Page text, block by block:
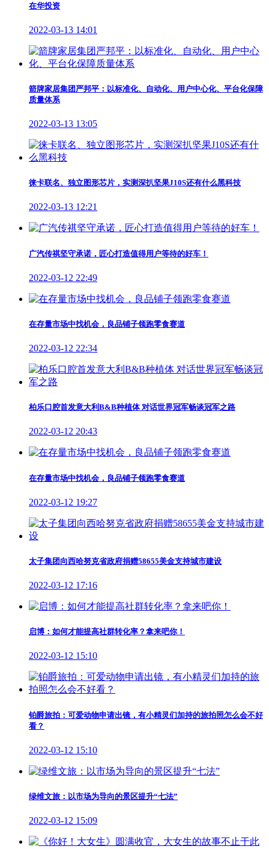
在华投资
2022-03-13 14:01
箭牌家居集团严邦平：以标准化、自动化、用户中心化、平台化保障
质量体系
2022-03-13 13:05
徕卡联名、独立图形芯片，实测深扒坚果J10S还有什么黑科技
2022-03-13 12:21
广汽传祺坚守承诺，匠心打造值得用户等待的好车！
2022-03-12 22:49
在存量市场中找机会，良品铺子领跑零食赛道
2022-03-12 22:34
柏乐口腔首发意大利B&B种植体 对话世界冠军畅谈冠军之路
2022-03-12 20:43
在存量市场中找机会，良品铺子领跑零食赛道
2022-03-12 19:27
太子集团向西哈努克省政府捐赠58655美金支持城市建设
2022-03-12 17:16
启博：如何才能提高社群转化率？拿来吧你！
2022-03-12 15:10
铂爵旅拍：可爱动物申请出镜，有小精灵们加持的旅拍照怎么会不好
看？
2022-03-12 15:10
绿维文旅：以市场为导向的景区提升“七法”
2022-03-12 15:09